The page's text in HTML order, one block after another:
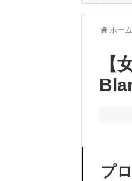
ホーム
【
プ